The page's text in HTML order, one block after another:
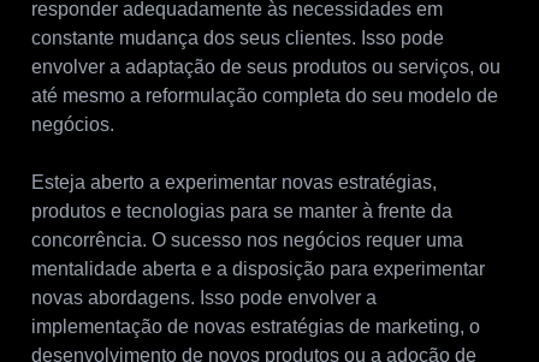
responder adequadamente às necessidades em
constante mudança dos seus clientes. Isso pode
envolver a adaptação de seus produtos ou serviços, ou
até mesmo a reformulação completa do seu modelo de
negócios.
Esteja aberto a experimentar novas estratégias,
produtos e tecnologias para se manter à frente da
concorrência. O sucesso nos negócios requer uma
mentalidade aberta e a disposição para experimentar
novas abordagens. Isso pode envolver a
implementação de novas estratégias de marketing, o
desenvolvimento de novos produtos ou a adoção de